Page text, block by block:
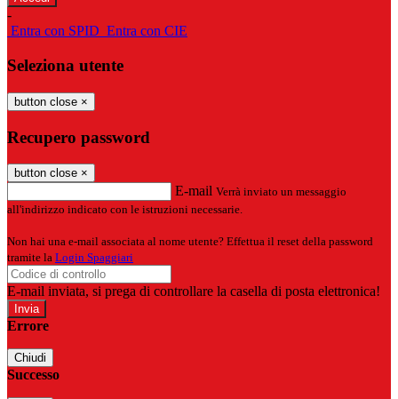
-
Entra con SPID Entra con CIE
Seleziona utente
button close ×
Recupero password
button close ×
E-mail Verrà inviato un messaggio
all'indirizzo indicato con le istruzioni necessarie.
Non hai una e-mail associata al nome utente? Effettua il reset della password
tramite la Login Spaggiari
E-mail inviata, si prega di controllare la casella di posta elettronica!
Errore
Chiudi
Successo